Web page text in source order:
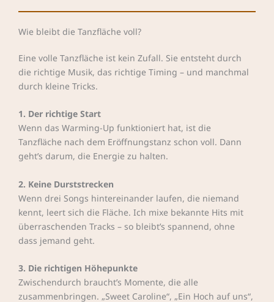
Wie bleibt die Tanzfläche voll?
Eine volle Tanzfläche ist kein Zufall. Sie entsteht durch
die richtige Musik, das richtige Timing – und manchmal
durch kleine Tricks.
1. Der richtige Start
Wenn das Warming-Up funktioniert hat, ist die
Tanzfläche nach dem Eröffnungstanz schon voll. Dann
geht’s darum, die Energie zu halten.
2. Keine Durststrecken
Wenn drei Songs hintereinander laufen, die niemand
kennt, leert sich die Fläche. Ich mixe bekannte Hits mit
überraschenden Tracks – so bleibt’s spannend, ohne
dass jemand geht.
3. Die richtigen Höhepunkte
Zwischendurch braucht’s Momente, die alle
zusammenbringen. „Sweet Caroline“, „Ein Hoch auf uns“,